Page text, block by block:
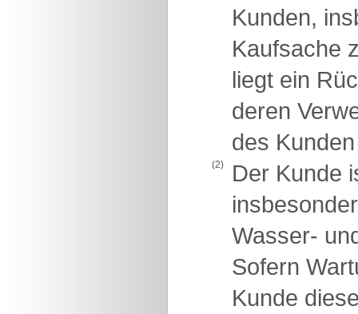
Kunden,
Kaufsache
liegt ein
deren
des
(2)
Der Kunde
Wasser-
Sofern
Kunde